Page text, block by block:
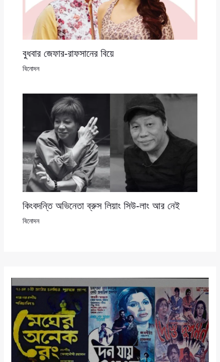
বুধবার জেফার-রাফসানের বিয়ে
বিনোদন
কিংবদন্তি অভিনেতা ব্রুস লিয়াং সিউ-লাং আর নেই
বিনোদন